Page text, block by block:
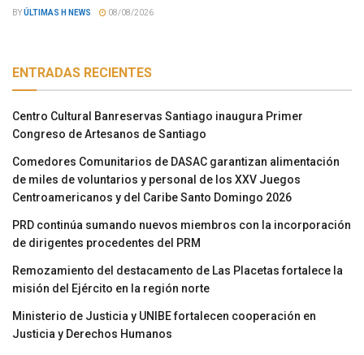
BYÚLTIMAS H NEWS 08/08/2026
ENTRADAS RECIENTES
Centro Cultural Banreservas Santiago inaugura Primer
Congreso de Artesanos de Santiago
Comedores Comunitarios de DASAC garantizan alimentación
de miles de voluntarios y personal de los XXV Juegos
Centroamericanos y del Caribe Santo Domingo 2026
PRD continúa sumando nuevos miembros con la incorporación
de dirigentes procedentes del PRM
Remozamiento del destacamento de Las Placetas fortalece la
misión del Ejército en la región norte
Ministerio de Justicia y UNIBE fortalecen cooperación en
Justicia y Derechos Humanos